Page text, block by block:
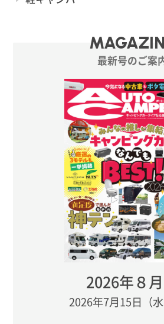
最新号のご案
2026年８
2026年7月15日（